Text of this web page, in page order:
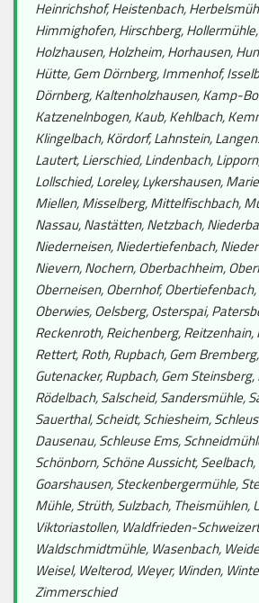
Heinrichshof, Heistenbach,
Himmighofen, Hirschberg,
Holzhausen, Holzheim, Horhausen,
Hütte, Gem Dörnberg, Immenhof,
Dörnberg, Kaltenholzhausen, Kamp-
Katzenelnbogen, Kaub, Kehlbach,
Klingelbach, Kördorf, Lahnstein,
Lautert, Lierschied, Lindenbach,
Lollschied, Loreley, Lykershausen,
Miellen, Misselberg, Mittelfischbach,
Nassau, Nastätten, Netzbach,
Niederneisen, Niedertiefenbach,
Nievern, Nochern, Oberbachheim,
Oberneisen, Obernhof,
Oberwies, Oelsberg, Osterspai,
Reckenroth, Reichenberg,
Rettert, Roth, Rupbach, Gem
Gutenacker, Rupbach, Gem
Rödelbach, Salscheid, Sandersmühle,
Sauerthal, Scheidt, Schiesheim,
Dausenau, Schleuse Ems,
Schönborn, Schöne Aussicht,
Goarshausen, Steckenbergermühle,
Mühle, Strüth, Sulzbach, Theismühlen,
Viktoriastollen, Waldfrieden-
Waldschmidtmühle, Wasenbach,
Weisel, Welterod, Weyer, Winden,
Zimmerschied